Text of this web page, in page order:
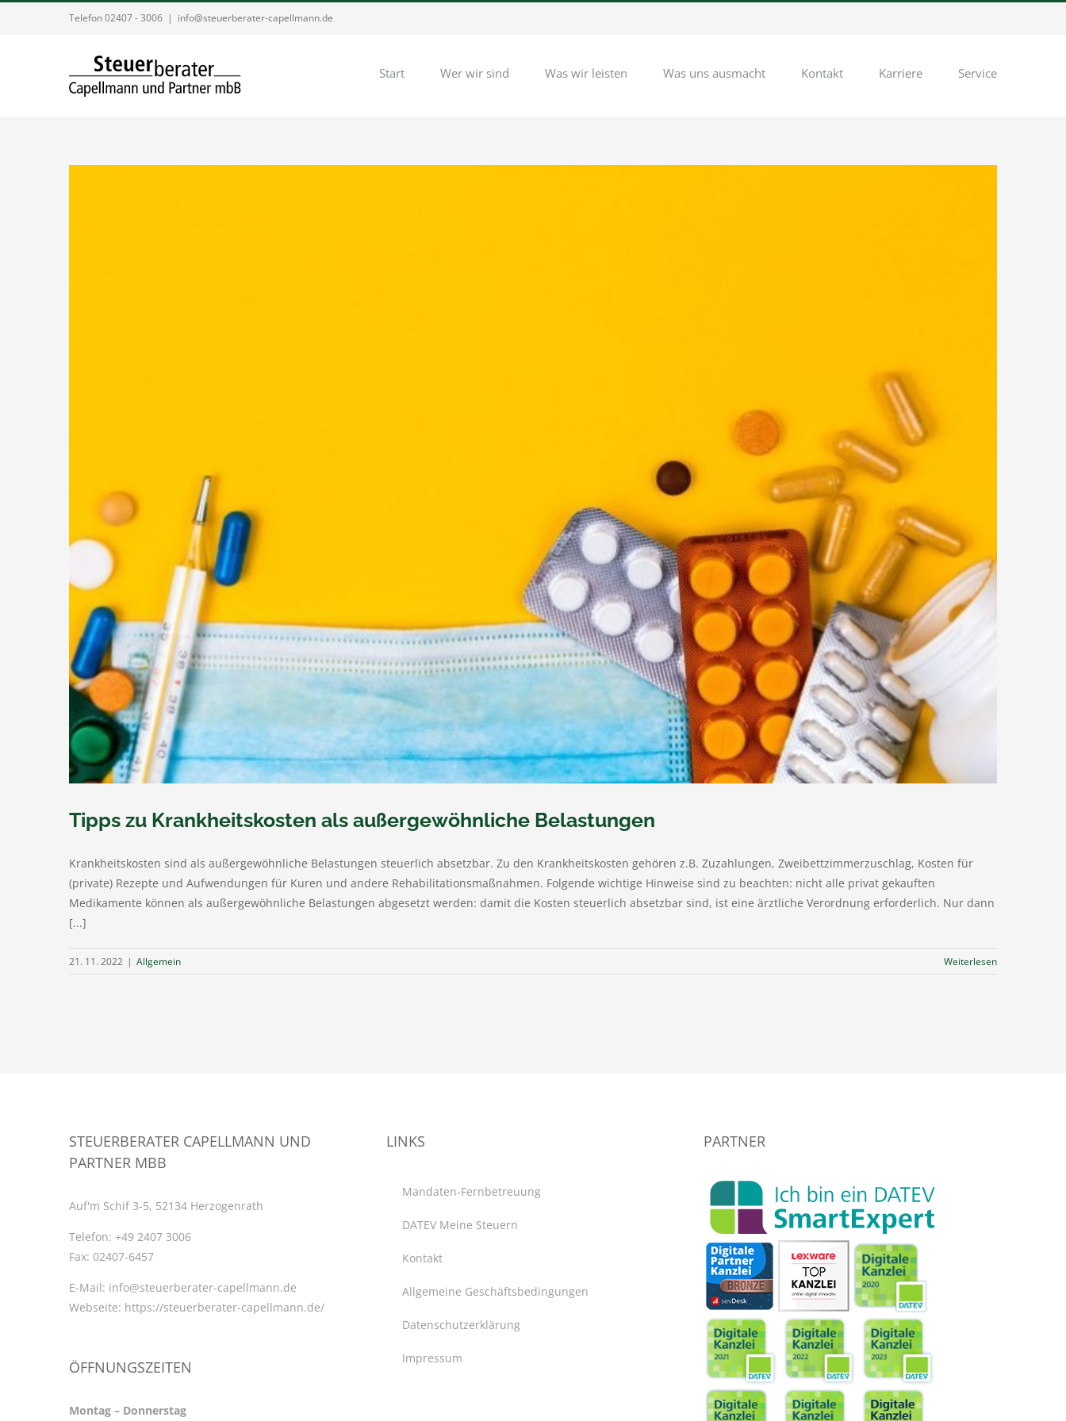
Telefon 02407 - 3006 | info@steuerberater-capellmann.de
Start Wer wir sind Was wir leisten Was uns ausmacht Kontakt Karriere Service
Tipps zu Krankheitskosten als außergewöhnliche Belastungen
Krankheitskosten sind als außergewöhnliche Belastungen steuerlich absetzbar. Zu den Krankheitskosten gehören z.B. Zuzahlungen, Zweibettzimmerzuschlag, Kosten für
(private) Rezepte und Aufwendungen für Kuren und andere Rehabilitationsmaßnahmen. Folgende wichtige Hinweise sind zu beachten: nicht alle privat gekauften
Medikamente können als außergewöhnliche Belastungen abgesetzt werden: damit die Kosten steuerlich absetzbar sind, ist eine ärztliche Verordnung erforderlich. Nur dann
[...]
21. 11. 2022 | Allgemein Weiterlesen
STEUERBERATER CAPELLMANN UND
PARTNER MBB
Auf'm Schif 3-5, 52134 Herzogenrath
Telefon: +49 2407 3006
Fax: 02407-6457
E-Mail: info@steuerberater-capellmann.de
Webseite: https://steuerberater-capellmann.de/
ÖFFNUNGSZEITEN
Montag – Donnerstag
LINKS
Mandaten-Fernbetreuung
DATEV Meine Steuern
Kontakt
Allgemeine Geschäftsbedingungen
Datenschutzerklärung
Impressum
PARTNER